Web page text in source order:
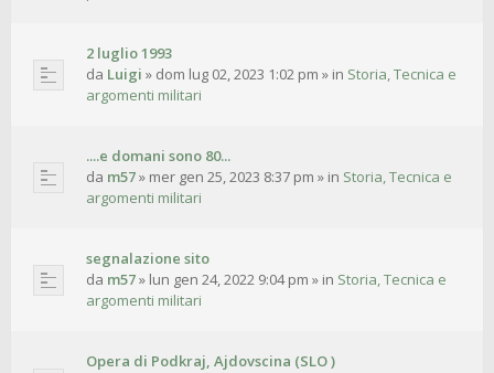
2 luglio 1993
da Luigi » dom lug 02, 2023 1:02 pm » in Storia, Tecnica e
argomenti militari
....e domani sono 80...
da m57» mer gen 25, 2023 8:37 pm » in Storia, Tecnica e
argomenti militari
segnalazione sito
da m57» lun gen 24, 2022 9:04 pm » in Storia, Tecnica e
argomenti militari
Opera di Podkraj, Ajdovscina (SLO )